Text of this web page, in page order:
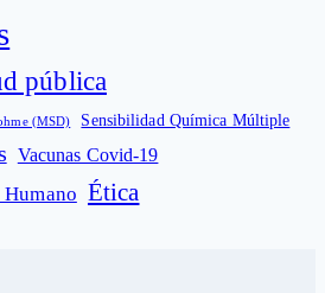
pública
(MSD) Sensibilidad Química Múltiple
Vacunas Covid-19
Ética